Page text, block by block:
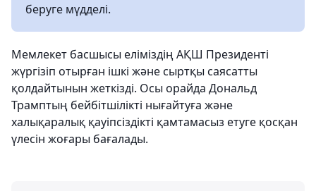
беруге мүдделі.
Мемлекет басшысы еліміздің АҚШ Президенті
жүргізіп отырған ішкі және сыртқы саясатты
қолдайтынын жеткізді. Осы орайда Дональд
Трамптың бейбітшілікті нығайтуға және
халықаралық қауіпсіздікті қамтамасыз етуге қосқан
үлесін жоғары бағалады.